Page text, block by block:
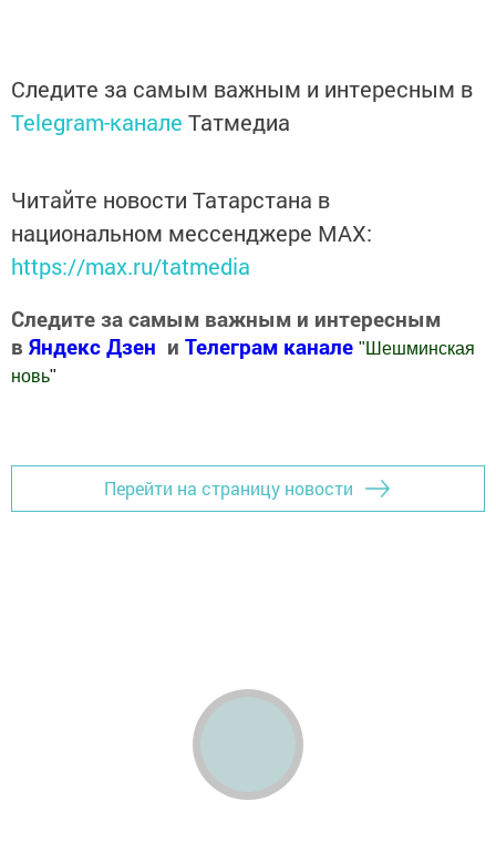
Следите за самым важным и интересным в
Telegram-канале Татмедиа
Читайте новости Татарстана в
национальном мессенджере MАХ:
https://max.ru/tatmedia
Следите за самым важным и интересным
в Яндекс Дзен и Телеграм канале " Шешминская
новь"
Перейти на страницу новости